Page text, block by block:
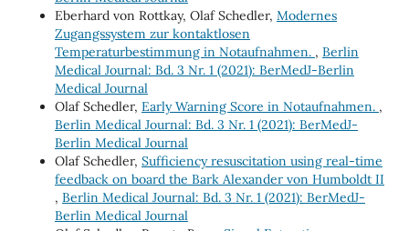
Eberhard von Rottkay, Olaf Schedler, Modernes
Zugangssystem zur kontaktlosen
Temperaturbestimmung in Notaufnahmen. , Berlin
Medical Journal: Bd. 3 Nr. 1 (2021): BerMedJ-Berlin
Medical Journal
Olaf Schedler, Early Warning Score in Notaufnahmen. ,
Berlin Medical Journal: Bd. 3 Nr. 1 (2021): BerMedJ-
Berlin Medical Journal
Olaf Schedler, Sufficiency resuscitation using real-time
feedback on board the Bark Alexander von Humboldt II
, Berlin Medical Journal: Bd. 3 Nr. 1 (2021): BerMedJ-
Berlin Medical Journal